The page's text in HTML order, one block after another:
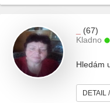
(67)
Kladno
Hledám
DETAIL